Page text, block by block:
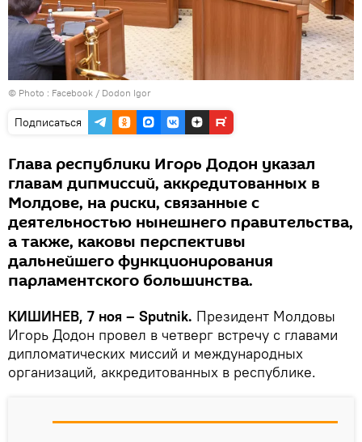
© Photo : Facebook / Dodon Igor
Подписаться
Глава республики Игорь Додон указал
главам дипмиссий, аккредитованных в
Молдове, на риски, связанные с
деятельностью нынешнего правительства,
а также, каковы перспективы
дальнейшего функционирования
парламентского большинства.
КИШИНЕВ, 7 ноя – Sputnik. Президент Молдовы
Игорь Додон провел в четверг встречу с главами
дипломатических миссий и международных
организаций, аккредитованных в республике.